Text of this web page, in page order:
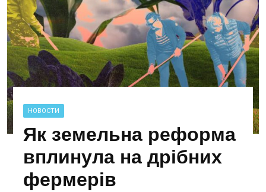
НОВОСТИ
Як земельна реформа
вплинула на дрібних
фермерів